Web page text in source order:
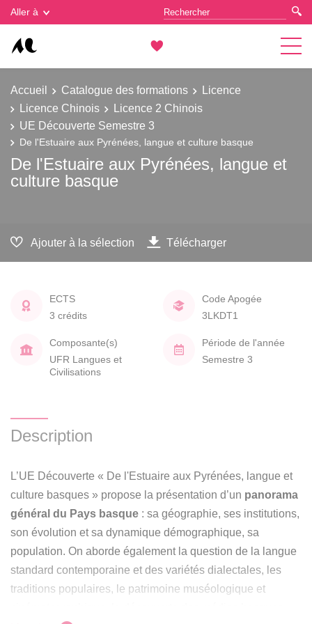
Aller à
Accueil Catalogue des formations
Licence
Licence Chinois
Licence 2 Chinois
UE Découverte Semestre 3
De l'Estuaire aux Pyrénées, langue et culture basque
De l'Estuaire aux Pyrénées, langue et
culture basque
Ajouter à la sélection Télécharger
ECTS
3 crédits
Code Apogée
3LKDT1
Composante(s)
UFR Langues et
Civilisations
Période de l'année
Semestre 3
Description
L’UE Découverte « De l'Estuaire aux Pyrénées, langue et
culture basques » propose la présentation d’un panorama
général du Pays basque : sa géographie, ses institutions,
son évolution et sa dynamique démographique, sa
population. On aborde également la question de la langue
standard contemporaine et des variétés dialectales, les
traditions populaires, le patrimoine muséologique et
Gestion des cookies